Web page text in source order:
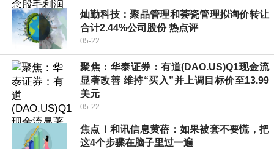
灿勤科技：聚晶管理和荟瓷管理拟询价转让
合计2.44%公司股份 热点评
05-22
聚焦：华泰证券：有道(DAO.US)Q1现金流
显著改善 维持“买入”并上调目标价至13.99
美元
05-22
焦点！和讯信息黄蓓：如果被套不要慌，把
这4个步骤在脑子里过一遍